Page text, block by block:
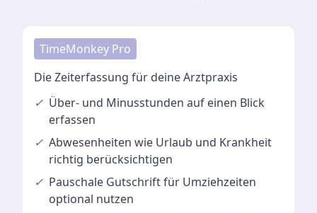
TimeMonkey Pro
Die Zeiterfassung für deine Arztpraxis
✓ Über- und Minusstunden auf einen Blick
erfassen
✓ Abwesenheiten wie Urlaub und Krankheit
richtig berücksichtigen
✓ Pauschale Gutschriftfür Umziehzeiten
optional nutzen